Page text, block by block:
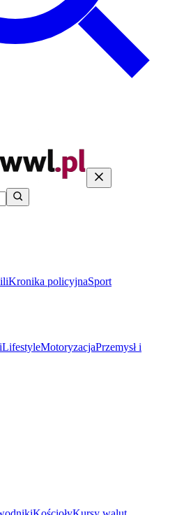
Kronika policyjnaSport
LifestyleMotoryzacjaPrzemysł i